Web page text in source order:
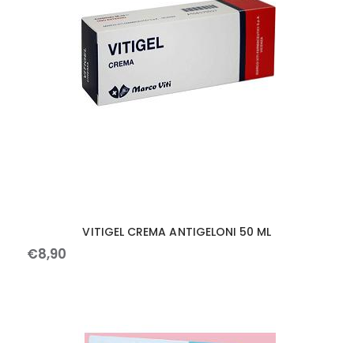
VITIGEL CREMA ANTIGELONI 50 ML
€8,90